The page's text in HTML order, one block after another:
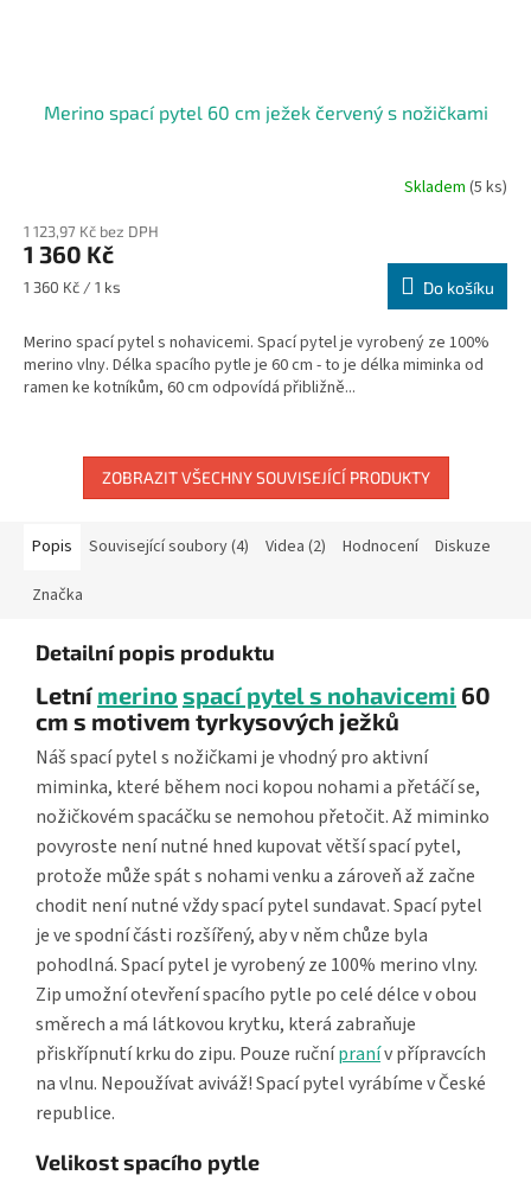
Merino spací pytel 60 cm ježek červený s nožičkami
Skladem (5 ks)
1 123,97 Kč bez DPH
1 360 Kč
Měrná
1 360 Kč / 1 ks Do košíku
Merino spací pytel s nohavicemi. Spací pytel je vyrobený ze 100%
merino vlny. Délka spacího pytle je 60 cm - to je délka miminka od
ramen ke kotníkům, 60 cm odpovídá přibližně...
ZOBRAZIT VŠECHNY SOUVISEJÍCÍ PRODUKTY
Popis Související soubory (4) Videa (2) Hodnocení Diskuze
Značka
Detailní popis produktu
Letní merino spací pytel s nohavicemi 60
cm s motivem tyrkysových ježků
Náš spací pytel s nožičkami je vhodný pro aktivní
miminka, které během noci kopou nohami a přetáčí se,
nožičkovém spacáčku se nemohou přetočit. Až miminko
povyroste není nutné hned kupovat větší spací pytel,
protože může spát s nohami venku a zároveň až začne
chodit není nutné vždy spací pytel sundavat. Spací pytel
je ve spodní části rozšířený, aby v něm chůze byla
pohodlná. Spací pytel je vyrobený ze 100% merino vlny.
Zip umožní otevření spacího pytle po celé délce v obou
směrech a má látkovou krytku, která zabraňuje
přiskřípnutí krku do zipu. Pouze ručnípranív přípravcích
na vlnu. Nepoužívat aviváž! Spací pytel vyrábíme v České
republice.
Velikost spacího pytle